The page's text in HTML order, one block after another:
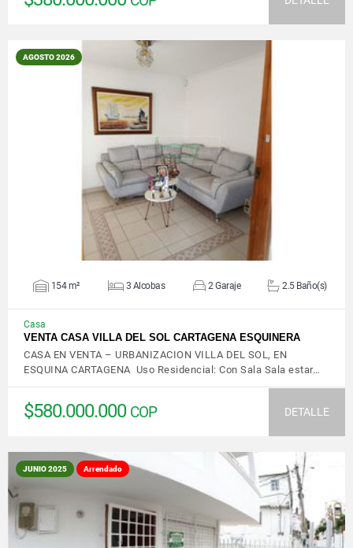
AGOSTO 2026
VER DETALLES
154 m² 3 Alcobas 2 Garaje 2.5 Baño(s)
Casa
VENTA CASA VILLA DEL SOL CARTAGENA ESQUINERA
CASA EN VENTA – URBANIZACION VILLA DEL SOL, EN
ESQUINA CARTAGENA Uso Residencial: Con Sala Sala estar…
$580.000.000 COP DETALLE
JUNIO 2025 Arrendado